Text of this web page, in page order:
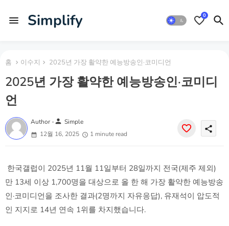
Simplify 0
홈 이수지 2025년 가장 활약한 예능방송인·코미디언
2025년 가장 활약한 예능방송인·코미디
언
Author -person Simple
12월 16, 2025
1 minute read
share
한국갤럽이 2025년 11월 11일부터 28일까지 전국(제주 제외)
만 13세 이상 1,700명을 대상으로 올 한 해 가장 활약한 예능방송
인·코미디언을 조사한 결과(2명까지 자유응답), 유재석이 압도적
인 지지로 14년 연속 1위를 차지했습니다.